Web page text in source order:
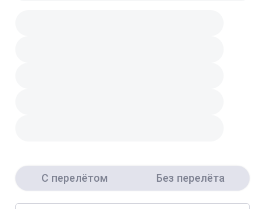
С перелётом Без перелёта